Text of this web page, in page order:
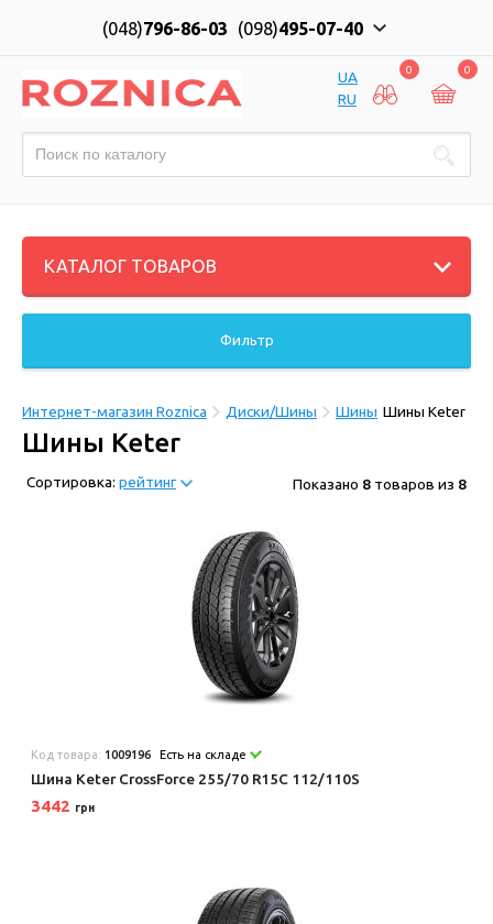
(048)796-86-03 (098)495-07-40
UA
RU
0 0
КАТАЛОГ ТОВАРОВ
Фильтр
Интернет-магазин Roznica Диски/Шины Шины Шины Keter
Шины Keter
Сортировка: рейтинг Показано 8 товаров из 8
Код товара: 1009196 Есть на складе
Шина Keter CrossForce 255/70 R15C 112/110S
3442 грн